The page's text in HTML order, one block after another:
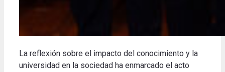
La reflexión sobre el impacto del conocimiento y la
universidad en la sociedad ha enmarcado el acto